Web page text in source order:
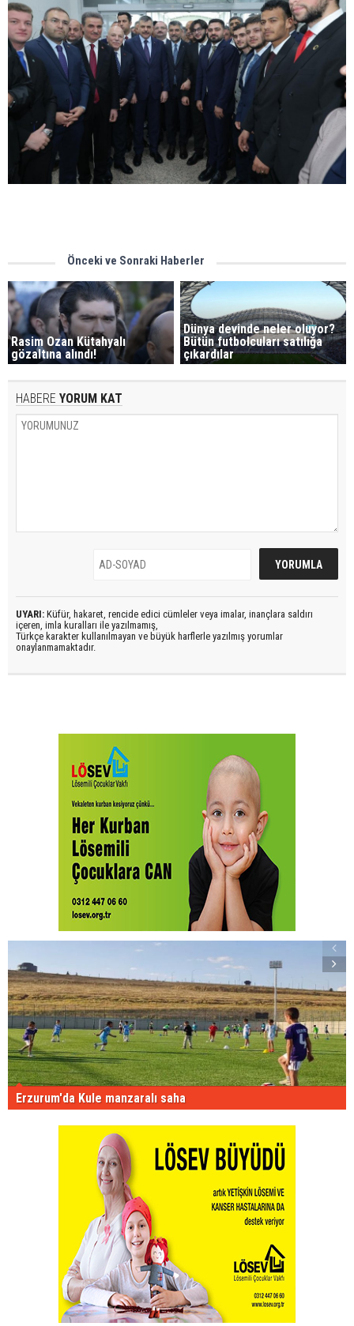
Önceki ve Sonraki Haberler
Rasim Ozan Kütahyalı
gözaltına alındı!
Dünya devinde neler oluyor?
Bütün futbolcuları satılığa
çıkardılar
HABERE YORUM KAT
UYARI: Küfür, hakaret, rencide edici cümleler veya imalar, inançlara saldırı
içeren, imla kuralları ile yazılmamış,
Türkçe karakter kullanılmayan ve büyük harflerle yazılmış yorumlar
onaylanmamaktadır.
Erzurum'da Kule manzaralı saha